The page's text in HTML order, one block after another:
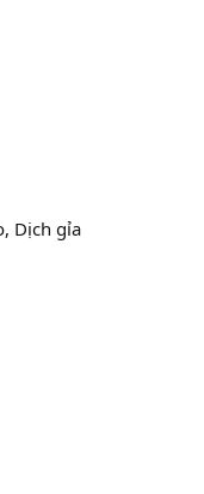
Dịch gỉa